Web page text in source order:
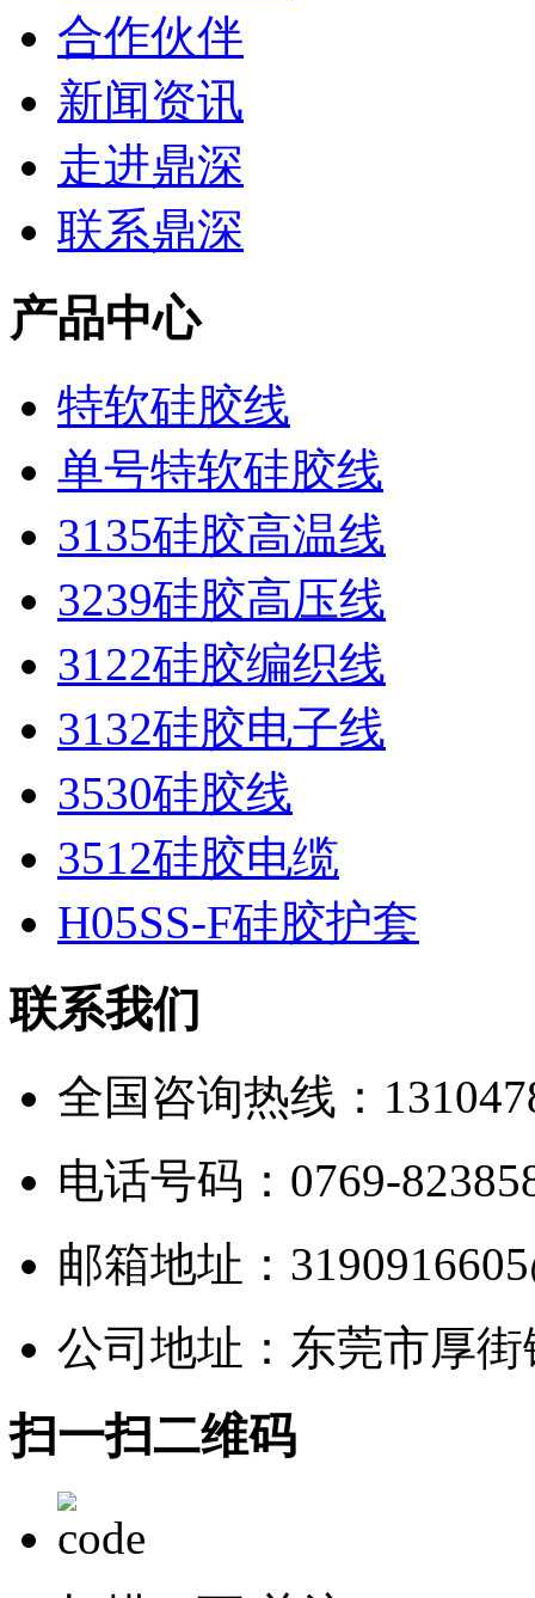
合作伙伴
新闻资讯
走进鼎深
联系鼎深
产品中心
特软硅胶线
单号特软硅胶线
3135硅胶高温线
3239硅胶高压线
3122硅胶编织线
3132硅胶电子线
3530硅胶线
3512硅胶电缆
H05SS-F硅胶护套
联系我们
全国咨询热线：
电话号码：0769-
邮箱地址：
公司地址：东莞市厚
扫一扫二维码